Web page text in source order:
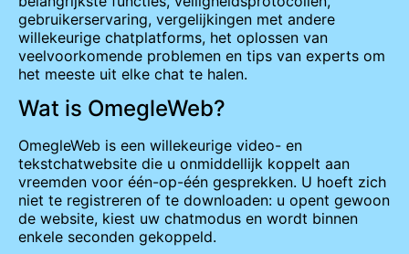
gebruikerservaring, vergelijkingen met andere
willekeurige chatplatforms, het oplossen van
veelvoorkomende problemen en tips van experts om
het meeste uit elke chat te halen.
Wat is OmegleWeb?
OmegleWeb is een willekeurige video- en
tekstchatwebsite die u onmiddellijk koppelt aan
vreemden voor één-op-één gesprekken. U hoeft zich
niet te registreren of te downloaden: u opent gewoon
de website, kiest uw chatmodus en wordt binnen
enkele seconden gekoppeld.